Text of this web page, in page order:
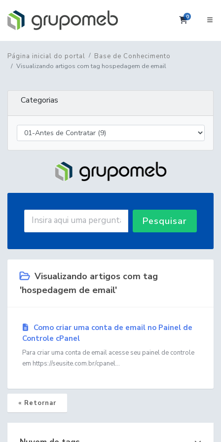
0Carrinho
Página inicial do portal Base de Conhecimento
Visualizando artigos com tag hospedagem de email
Categorias
Pesquisar
Visualizando artigos com tag
'hospedagem de email'
Como criar uma conta de email no Painel de
Controle cPanel
Para criar uma conta de email acesse seu painel de controle
em https://seusite.com.br/cpanel...
« Retornar